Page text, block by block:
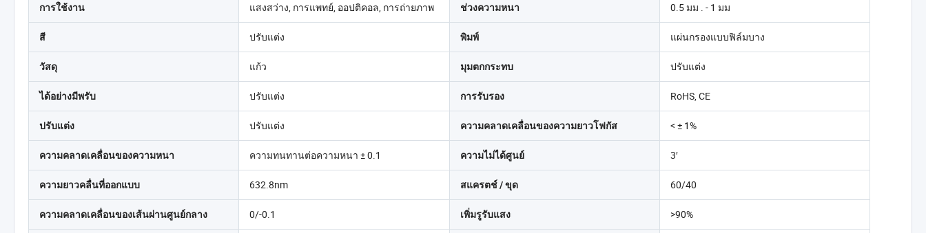
การใช้งาน แสงสว่าง, การแพทย์, ออปติคอล, การถ่ายภาพ ช่วงความหนา 0.5 มม . - 1 มม
สี ปรับแต่ง พิมพ์ แผ่นกรองแบบฟิล์มบาง
วัสดุ แก้ว มุมตกกระทบ ปรับแต่ง
ได้อย่างมีพรับ ปรับแต่ง การรับรอง RoHS, CE
ปรับแต่ง ปรับแต่ง ความคลาดเคลื่อนของความยาวโฟกัส < ± 1%
ความคลาดเคลื่อนของความหนา ความทนทานต่อความหนา ± 0.1 ความไม่ได้ศูนย์ 3′
ความยาวคลื่นที่ออกแบบ 632.8nm สแครตช์ / ขุด 60/40
ความคลาดเคลื่อนของเส้นผ่านศูนย์กลาง 0/-0.1 เพิ่มรูรับแสง >90%